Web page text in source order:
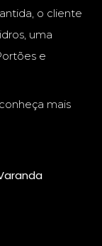
o cliente
uma
e
mais